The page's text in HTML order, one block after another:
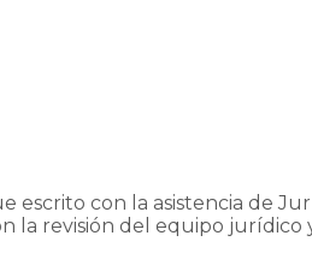
escrito con la asistencia de
la revisión del equipo jurídico